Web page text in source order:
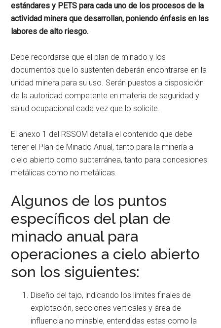
estándares y PETS para cada uno de los procesos de la
actividad minera que desarrollan, poniendo énfasis en las
labores de alto riesgo.
Debe recordarse que el plan de minado y los
documentos que lo sustenten deberán encontrarse en la
unidad minera para su uso. Serán puestos a disposición
de la autoridad competente en materia de seguridad y
salud ocupacional cada vez que lo solicite.
El anexo 1 del RSSOM detalla el contenido que debe
tener el Plan de Minado Anual, tanto para la minería a
cielo abierto como subterránea, tanto para concesiones
metálicas como no metálicas.
Algunos de los puntos
específicos del plan de
minado anual para
operaciones a cielo abierto
son los siguientes:
Diseño del tajo, indicando los límites finales de
explotación, secciones verticales y área de
influencia no minable, entendidas estas como la